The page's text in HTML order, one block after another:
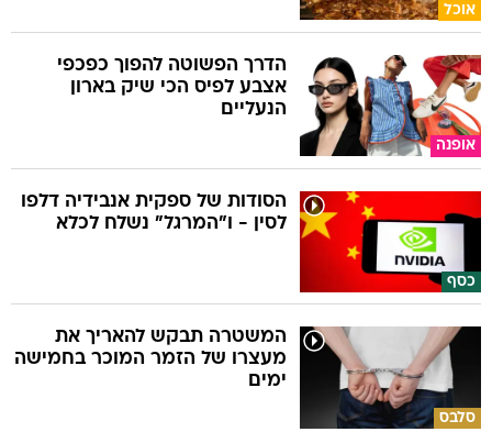
אוכל
אופנה
הדרך הפשוטה להפוך כפכפי
אצבע לפיס הכי שיק בארון
הנעליים
כסף
הסודות של ספקית אנבידיה דלפו
לסין - ו"המרגל" נשלח לכלא
סלבס
המשטרה תבקש להאריך את
מעצרו של הזמר המוכר בחמישה
ימים